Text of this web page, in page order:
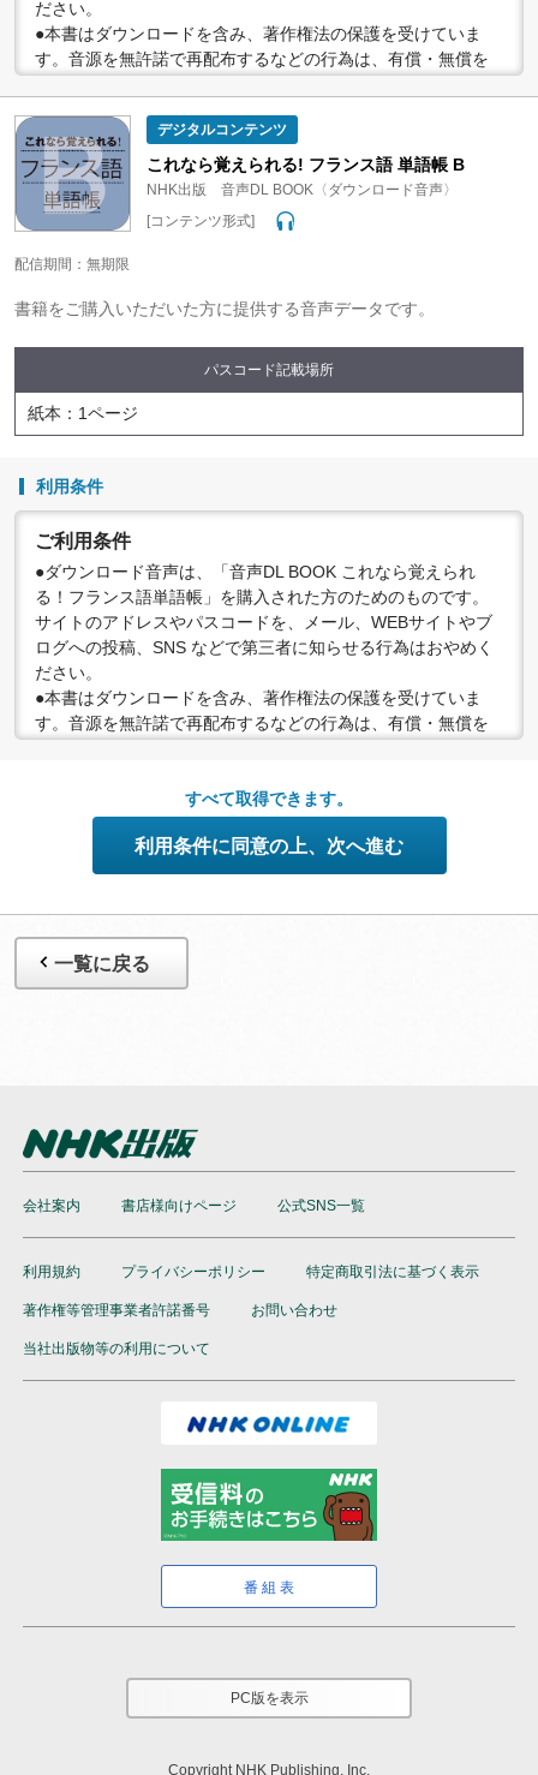
ださい。
●本書はダウンロードを含み、著作権法の保護を受けていま
す。音源を無許諾で再配布するなどの行為は、有償・無償を
●配信の方法やコンテンツの中身については、事前の告知なく
変更する場合がありますので、あらかじめご了承ください。
デジタルコンテンツ
これなら覚えられる! フランス語 単語帳 B
NHK出版 音声DL BOOK〈ダウンロード音声〉
[コンテンツ形式]
配信期間：無期限
書籍をご購入いただいた方に提供する音声データです。
パスコード記載場所
紙本：1ページ
利用条件
ご利用条件
●ダウンロード音声は、「音声DL BOOK これなら覚えられ
る！フランス語単語帳」を購入された方のためのものです。
サイトのアドレスやパスコードを、メール、WEBサイトやブ
ログへの投稿、SNS などで第三者に知らせる行為はおやめく
ださい。
●本書はダウンロードを含み、著作権法の保護を受けていま
す。音源を無許諾で再配布するなどの行為は、有償・無償を
●配信の方法やコンテンツの中身については、事前の告知なく
変更する場合がありますので、あらかじめご了承ください。
すべて取得できます。
利用条件に同意の上、次へ進む
一覧に戻る
会社案内 書店様向けページ 公式SNS一覧
利用規約 プライバシーポリシー 特定商取引法に基づく表示
著作権等管理事業者許諾番号 お問い合わせ
当社出版物等の利用について
番組表
PC版を表示
Copyright NHK Publishing, Inc.